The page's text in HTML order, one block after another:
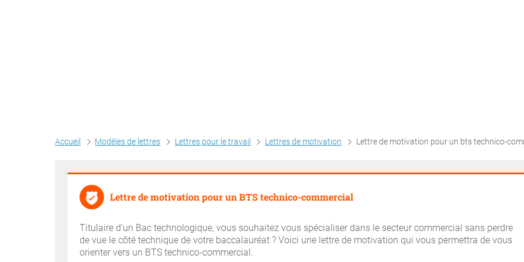
Accueil Modèles de lettres Lettres pour le travail Lettres de motivation Lettre de motivation pour un bts technico-
Lettre de motivation pour un BTS technico-commercial
Titulaire d’un Bac technologique, vous souhaitez vous spécialiser dans le secteur commercial sans perdre
de vue le côté technique de votre baccalauréat ? Voici une lettre de motivation qui vous permettra de vous
orienter vers un BTS technico-commercial.